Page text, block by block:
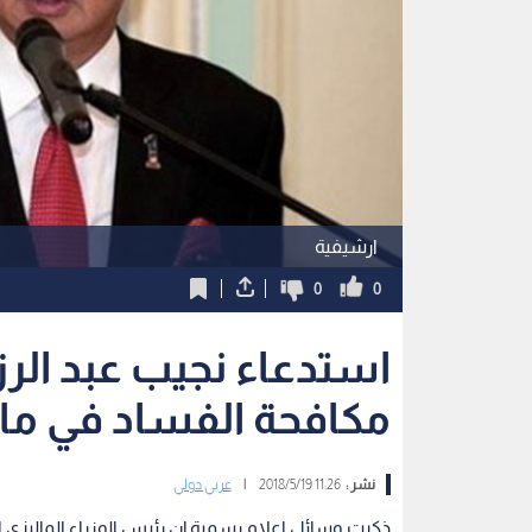
ارشيفية
0
0
استدعاء نجيب عبد
مكافحة الفساد في
نشر :11:26 2018/5/19 عربي دولي
ذكرت وسائل اعلام رسمية إن رئيس الوزراء